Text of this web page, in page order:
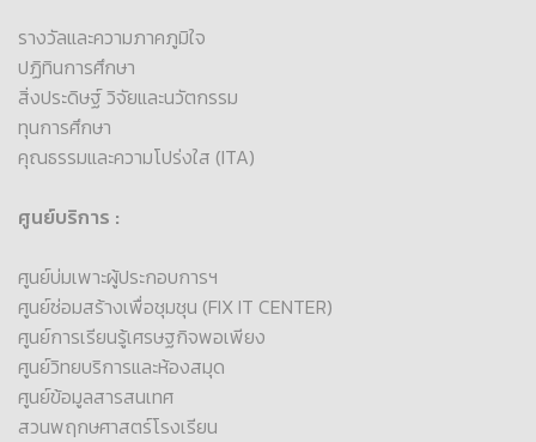
รางวัลและความภาคภูมิใจ
ปฏิทินการศึกษา
สิ่งประดิษฐ์ วิจัยและนวัตกรรม
ทุนการศึกษา
คุณธรรมและความโปร่งใส (ITA)
ศูนย์บริการ :
ศูนย์บ่มเพาะผู้ประกอบการฯ
ศูนย์ซ่อมสร้างเพื่อชุมชุน (FIX IT CENTER)
ศูนย์การเรียนรู้เศรษฐกิจพอเพียง
ศูนย์วิทยบริการและห้องสมุด
ศูนย์ข้อมูลสารสนเทศ
สวนพฤกษศาสตร์โรงเรียน